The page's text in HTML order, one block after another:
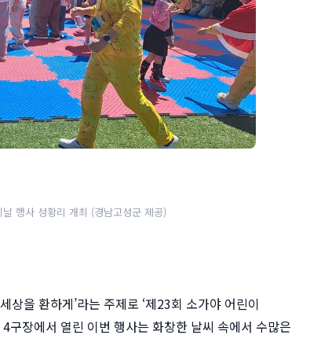
행사 성황리 개최 (경남고성군 제공)
을 환하게’라는 주제로 ‘제23회 소가야 어린이
구장에서 열린 이번 행사는 화창한 날씨 속에서 수많은